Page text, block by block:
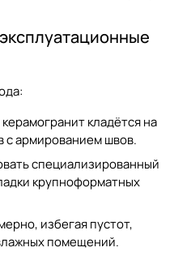
кладётся на
с армированием швов.
специализированный
крупноформатных
избегая пустот,
помещений.